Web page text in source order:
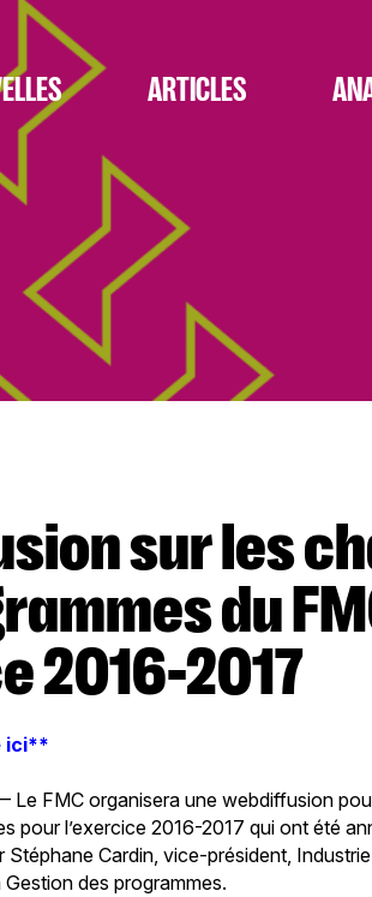
ARTICLES
du
2016-2017
ici**
Le FMC organisera une webdiffusion
pour l’exercice 2016-2017 qui ont été
Stéphane Cardin, vice-président,
des programmes.